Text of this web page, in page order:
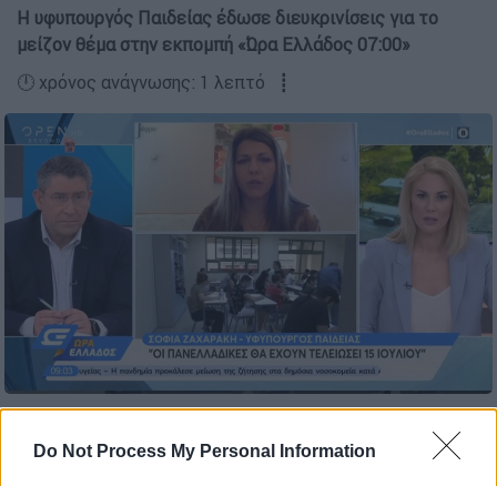
Do Not Process My Personal Information
Η υφυπουργός Παιδείας έδωσε διευκρινίσεις για το
μείζον θέμα στην εκπομπή «Ώρα Ελλάδος 07:00»
🕛 χρόνος ανάγνωσης: 1 λεπτό ┋
Προσθέστε το ΕΘΝΟΣ στη Google